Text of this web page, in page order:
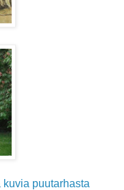
kuvia puutarhasta